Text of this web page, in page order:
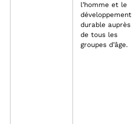
l’homme et le
développement
durable auprès
de tous les
groupes d’âge.